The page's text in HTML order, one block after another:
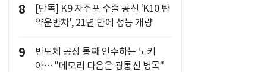
8
[단독] K9 자주포 수출 공신 'K10 탄
약운반차', 21년 만에 성능 개량
9
반도체 공장 통째 인수하는 노키
아… "메모리 다음은 광통신 병목"